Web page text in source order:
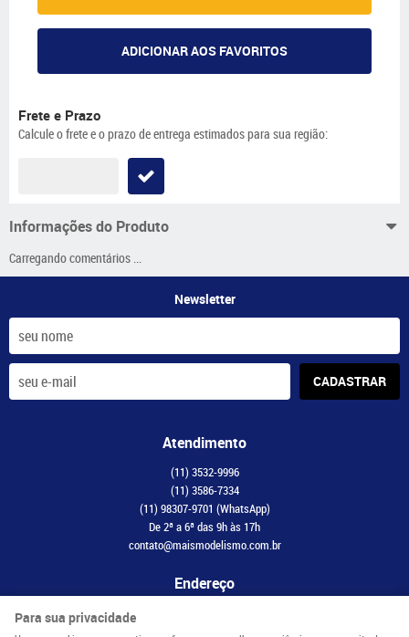
ADICIONAR AOS FAVORITOS
Frete e Prazo
Calcule o frete e o prazo de entrega estimados para sua região:
Informações do Produto
Carregando comentários ...
Newsletter
CADASTRAR
Atendimento
(11) 3532-9996
(11) 3586-7334
(11) 98307-9701 (WhatsApp)
De 2ª a 6ª das 9h às 17h
contato@maismodelismo.com.br
Endereço
Avenida Adolfo Pinheiro, 2056, CJ 34
Para sua privacidade